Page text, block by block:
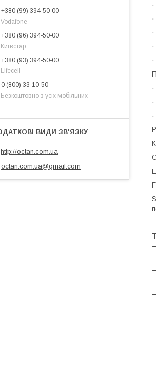
·
·
·
·
·
·
·
·
+380 (99) 394-50-00
Vodafone
+380 (96) 394-50-00
Київстар
+380 (93) 394-50-00
Lifecell
0 (800) 33-10-50
Безкоштовно з усіх мобільних
http://octan.com.ua
octan.com.ua@gmail.com